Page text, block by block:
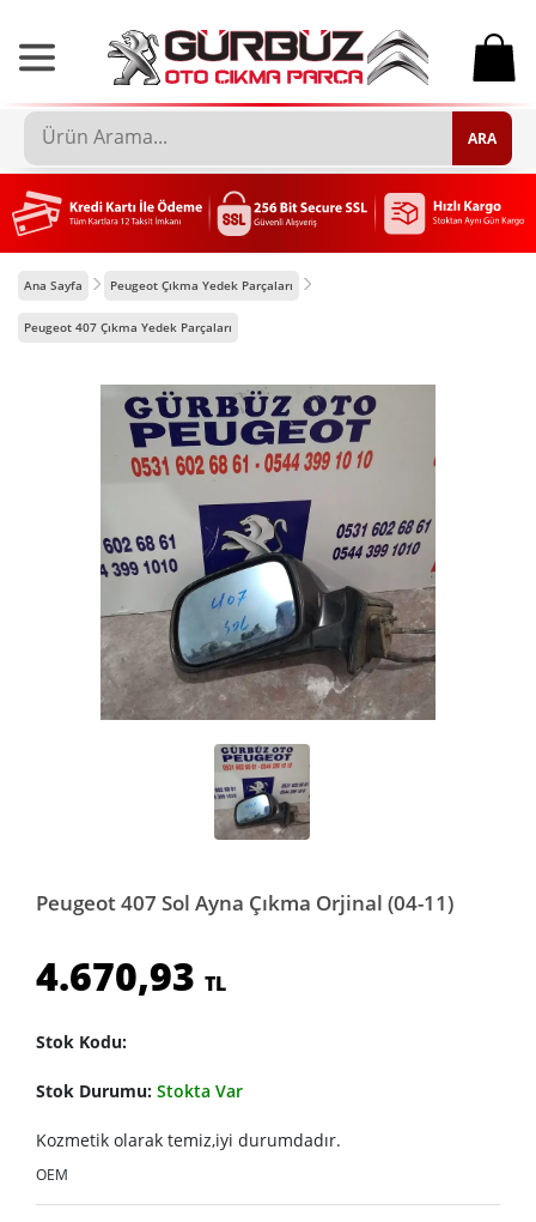
0
ARA
Ana Sayfa Peugeot Çıkma Yedek Parçaları
Peugeot 407 Çıkma Yedek Parçaları
Peugeot 407 Sol Ayna Çıkma Orjinal (04-11)
4.670,93 TL
Stok Kodu:
Stok Durumu: Stokta Var
Kozmetik olarak temiz,iyi durumdadır.
OEM